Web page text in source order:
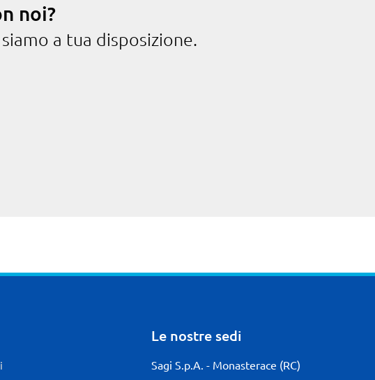
noi?
a tua disposizione.
Le nostre sedi
Sagi S.p.A. - Monasterace (RC)